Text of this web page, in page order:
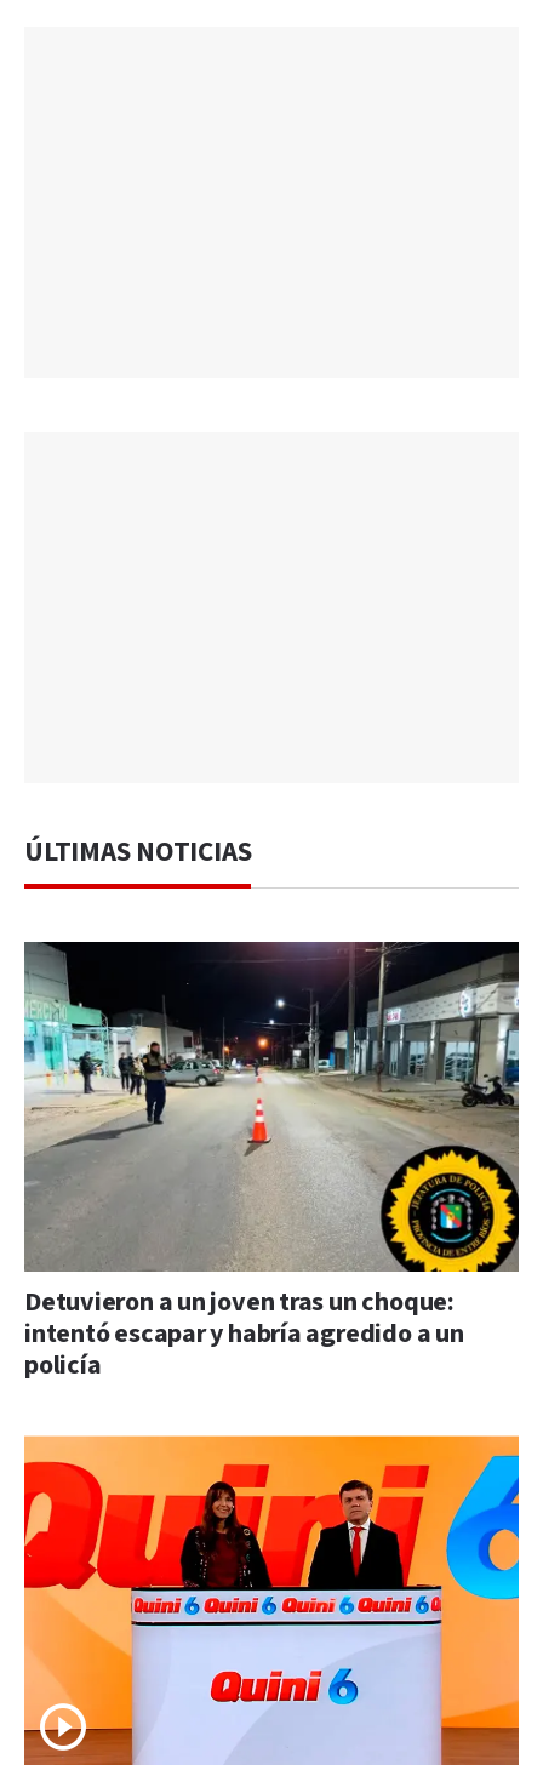
ÚLTIMAS NOTICIAS
Detuvieron a un joven tras un choque:
intentó escapar y habría agredido a un
policía